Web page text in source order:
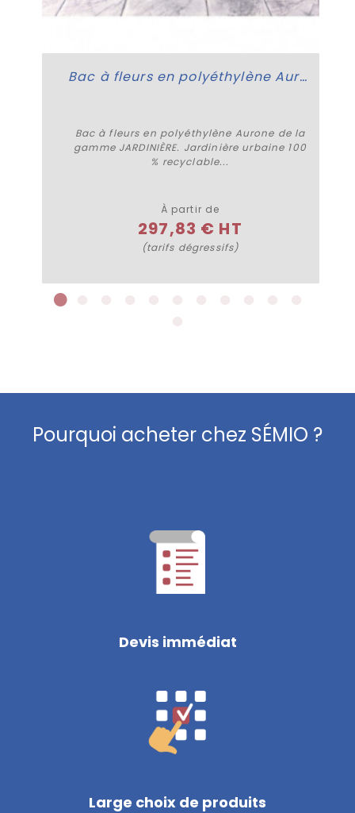
Bac à fleurs en polyéthylène Aurone
Bac à fleurs en polyéthylène Aurone de la
gamme JARDINIÈRE. Jardinière urbaine 100
% recyclable...
À partir de
297,83 € HT
(tarifs dégressifs)
Pourquoi acheter chez SÉMIO ?
Devis immédiat
Large choix de produits